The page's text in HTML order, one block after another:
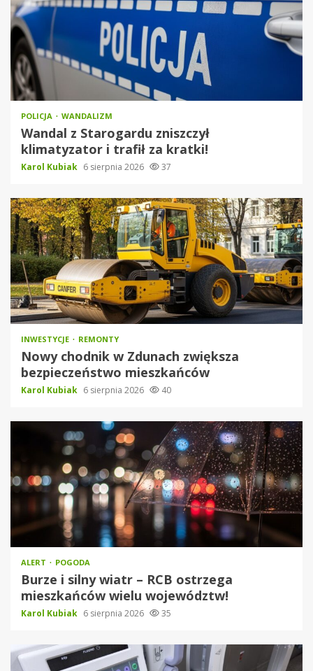
POLICJA WANDALIZM
Wandal z Starogardu zniszczył
klimatyzator i trafił za kratki!
Karol Kubiak 6 sierpnia 2026 37
INWESTYCJE REMONTY
Nowy chodnik w Zdunach zwiększa
bezpieczeństwo mieszkańców
Karol Kubiak 6 sierpnia 2026 40
ALERT POGODA
Burze i silny wiatr – RCB ostrzega
mieszkańców wielu województw!
Karol Kubiak 6 sierpnia 2026 35